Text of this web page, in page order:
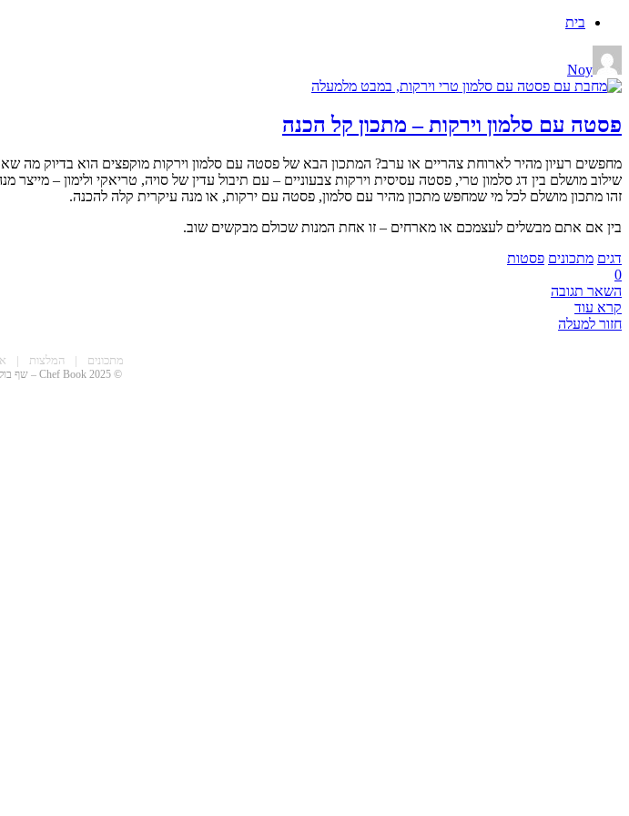
בית
Noy
פסטה עם סלמון וירקות – מתכון קל הכנה
מחפשים רעיון מהיר לארוחת צהריים או ערב? המתכון הבא של פסטה עם סלמון וירקות מוקפצים הוא בדיוק מה
שילוב מושלם בין דג סלמון טרי, פסטה עסיסית וירקות צבעוניים – עם תיבול עדין של סויה, טריאקי ולימון –
זהו מתכון מושלם לכל מי שמחפש מתכון מהיר עם סלמון, פסטה עם ירקות, או מנה עיקרית קלה להכנה.
בין אם אתם מבשלים לעצמכם או מארחים – זו אחת המנות שכולם מבקשים שוב.
דגים מתכונים פסטות
0
השאר תגובה
קרא עוד
חזור למעלה
מתכונים | המלצות |
© 2025 Chef Book – שף בוק. כל הזכויות שמורות.